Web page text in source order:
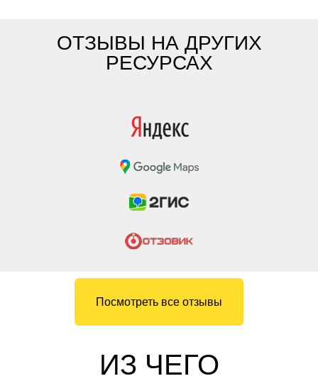
ОТЗЫВЫ НА ДРУГИХ
РЕСУРСАХ
Посмотреть все отзывы
ИЗ ЧЕГО